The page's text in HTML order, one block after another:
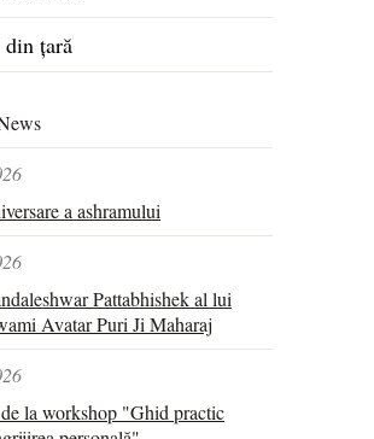
țară
a ashramului
Pattabhishek al lui
Avatar Puri Ji Maharaj
la workshop "Ghid practic